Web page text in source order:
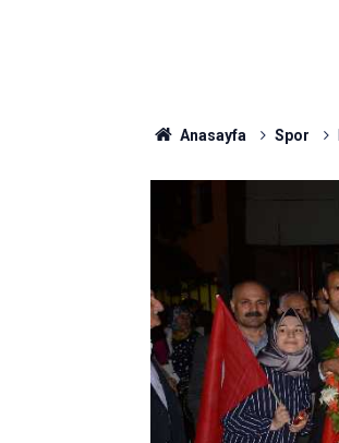
Anasayfa Spor